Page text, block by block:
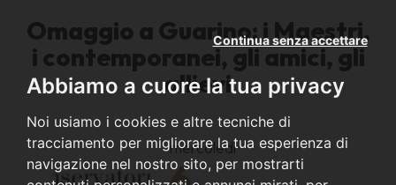
Abbiamo a cuore la tua privacy
Noi usiamo i cookies e altre tecniche di
tracciamento per migliorare la tua esperienza di
navigazione nel nostro sito, per mostrarti
Continua senza accettare
Omaggio a Guarino: i Maestri,
i contemporanei, gli amici, gli
allievi
mercoledì